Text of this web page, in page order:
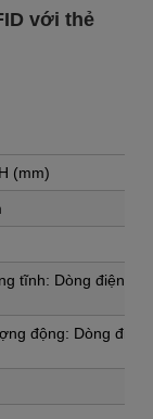
với thẻ
(mm)
tĩnh: Dòng điện
động: Dòng điện